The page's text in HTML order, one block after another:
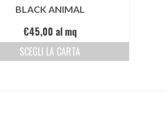
BLACK ANIMAL
€45,00 al mq
SCEGLI LA CARTA